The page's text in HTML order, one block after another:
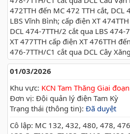
472TTH đến MC 472 TTH cắt, DCL
LBS Vĩnh Bình; cấp điện XT
DCL 474-7TTH/2 cắt qua LBS
XT 477TTH cấp điện XT 476TTH
476-7TTH/C1 cắt qua DCL Cây
01/03/2026
Khu vực: KCN Tam Thăng Giai
Đơn vị: Đội quản lý điện Tam Kỳ
Trạng thái (thông tin): Đã duyệt
Cô lập: MC 132, 432, 480, 478,